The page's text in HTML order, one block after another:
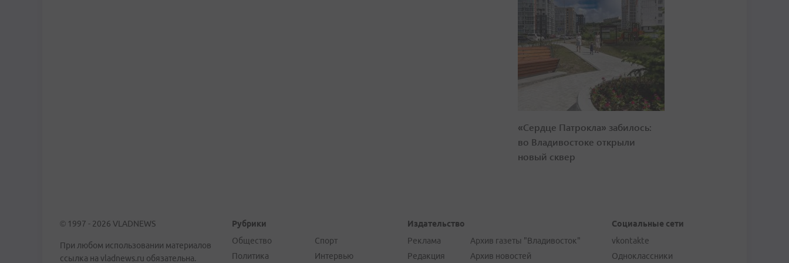
«Сердце Патрокла» забилось:
во Владивостоке открыли
новый сквер
© 1997 - 2026 VLADNEWS
При любом использовании материалов
ссылка на vladnews.ru обязательна.
Рубрики
Общество
Политика
Спорт
Интервью
Издательство
Реклама
Редакция
Архив газеты "Владивосток"
Архив новостей
Социальные сети
vkontakte
Одноклассники